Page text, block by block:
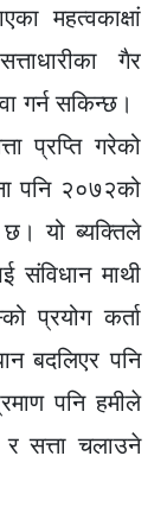
महत्वकाक्षां
गैर
गर्न सकिन्छ।
प्रप्ति गरेको
पनि २०७२को
छ। यो ब्यक्तिले
संविधान माथी
प्रयोग कर्ता
बदलिएर पनि
पनि हमीले
सत्ता चलाउने